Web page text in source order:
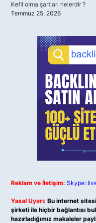
Kefil olma şartları nelerdir ?
Temmuz 25, 2026
Reklam ve İletişim: Skype:
Yasal Uyarı: Bu internet
şirketi ile hiçbir bağlantısı
hazırladığımız makaleler